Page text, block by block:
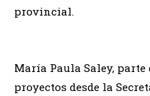
provincial.
María Paula Saley,
proyectos desde la